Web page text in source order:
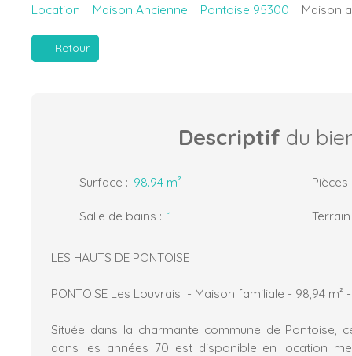
Location Maison Ancienne Pontoise 95300 Maison
Retour
Descriptif du
Surface : 98.94 m² Pièces
Salle de bains : 1 Terrain
LES HAUTS DE PONTOISE
PONTOISE Les Louvrais - Maison familiale - 98,94 m²
Située dans la charmante commune de Pontoise,
dans les années 70 est disponible en location